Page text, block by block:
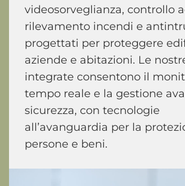
videosorveglianza, controllo
rilevamento incendi e
progettati per proteggere
aziende e abitazioni. Le
integrate consentono il
tempo reale e la gestione
sicurezza, con tecnologie
all’avanguardia per la
persone e beni.